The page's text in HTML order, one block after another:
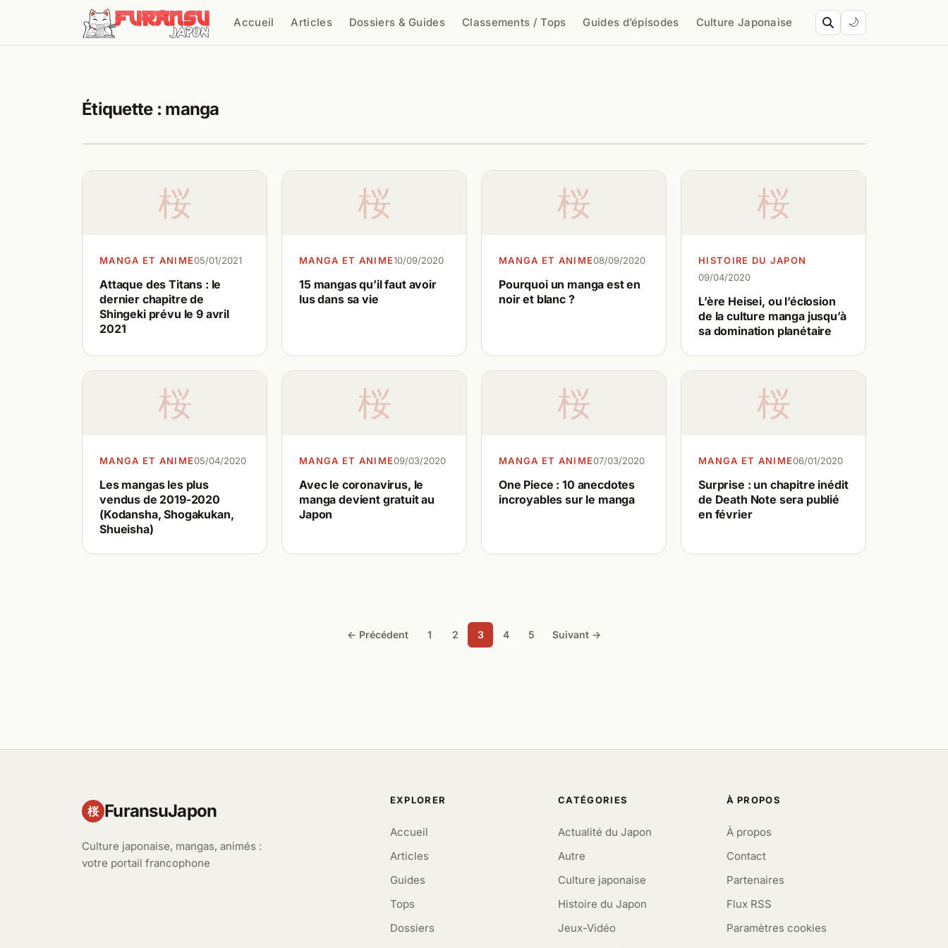
Aller au contenu
Accueil Articles Dossiers & Guides Classements / Tops Guides d’épisodes Culture Japonaise 🌙
Étiquette : manga
桜
MANGA ET ANIME05/01/2021
Attaque des Titans : le
dernier chapitre de
Shingeki prévu le 9 avril
2021
桜
MANGA ET ANIME10/09/2020
15 mangas qu’il faut avoir
lus dans sa vie
桜
MANGA ET ANIME08/09/2020
Pourquoi un manga est en
noir et blanc ?
桜
HISTOIRE DU JAPON
09/04/2020
L’ère Heisei, ou l’éclosion
de la culture manga jusqu’à
sa domination planétaire
桜
MANGA ET ANIME05/04/2020
Les mangas les plus
vendus de 2019-2020
(Kodansha, Shogakukan,
Shueisha)
桜
MANGA ET ANIME09/03/2020
Avec le coronavirus, le
manga devient gratuit au
Japon
桜
MANGA ET ANIME07/03/2020
One Piece : 10 anecdotes
incroyables sur le manga
桜
MANGA ET ANIME06/01/2020
Surprise : un chapitre inédit
de Death Note sera publié
en février
← Précédent 1 2 3 4 5 Suivant →
桜 FuransuJapon
Culture japonaise, mangas, animés :
votre portail francophone
EXPLORER
Accueil
Articles
Guides
Tops
Dossiers
CATÉGORIES
Actualité du Japon
Autre
Culture japonaise
Histoire du Japon
Jeux-Vidéo
À PROPOS
À propos
Contact
Partenaires
Flux RSS
Paramètres cookies